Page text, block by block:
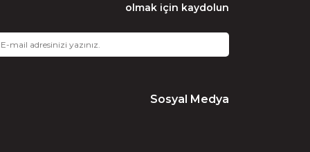
olmak için kaydolun
Sosyal Medya